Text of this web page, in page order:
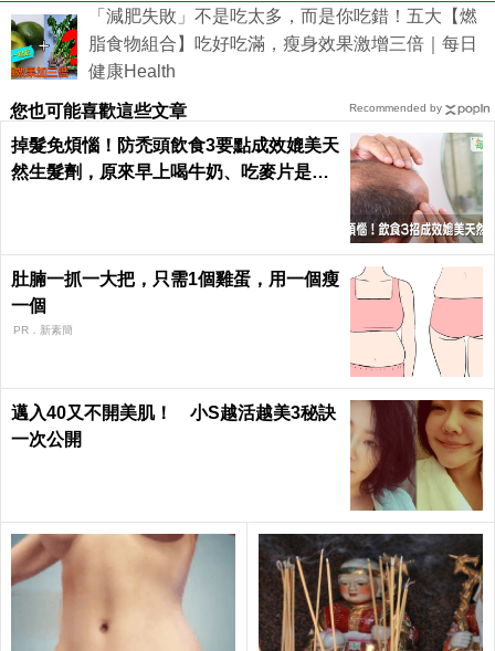
「減肥失敗」不是吃太多，而是你吃錯！五大【燃
脂食物組合】吃好吃滿，瘦身效果激增三倍｜每日
健康Health
您也可能喜歡這些文章
掉髮免煩惱！防禿頭飲食3要點成效媲美天
然生髮劑，原來早上喝牛奶、吃麥片是錯
肚腩一抓一大把，只需1個雞蛋，用一個瘦
一個
PR．新素簡
邁入40又不開美肌！ 小S越活越美3秘訣
一次公開
Recommended by